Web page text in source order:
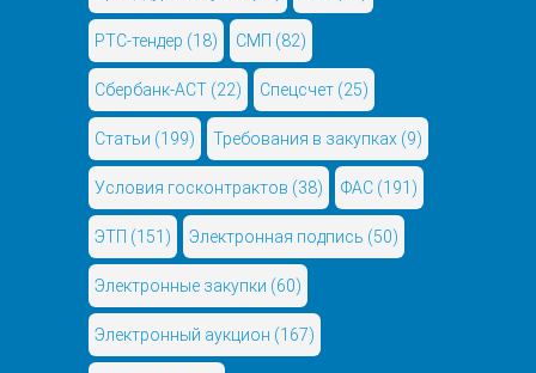
РТС-тендер (18) СМП (82)
Сбербанк-АСТ (22) Спецсчет (25)
Статьи (199) Требования в закупках (9)
Условия госконтрактов (38) ФАС (191)
ЭТП (151) Электронная подпись (50)
Электронные закупки (60)
Электронный аукцион (167)